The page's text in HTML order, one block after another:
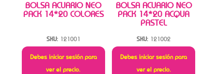
BOLSA ACUARIO NEO
PACK 14*20 COLORES
SKU: 121001
Debes iniciar sesión para
ver el precio.
BOLSA ACUARIO NEO
PACK 14*20 ACQUA
PASTEL
SKU: 121002
Debes iniciar sesión para
ver el precio.